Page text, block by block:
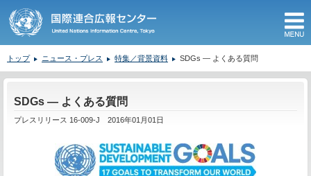
トップ ニュース・プレス 特集／背景資料 SDGs ― よくある質問
SDGs ― よくある質問
プレスリリース 16-009-J 2016年01月01日